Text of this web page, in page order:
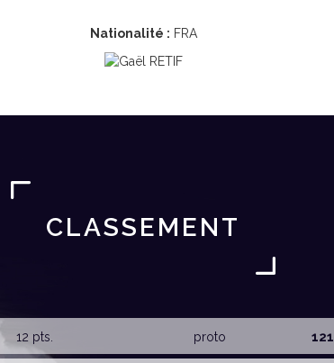
Nationalité : FRA
CLASSEMENT
12 pts. proto 121